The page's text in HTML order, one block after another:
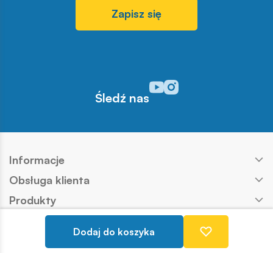
Dodaj do koszyka
Zapisz się
Śledź nas
Odwiedź nasz profil w
Odwiedź nasz profil w
Informacje
Obsługa klienta
Produkty
Kontakt